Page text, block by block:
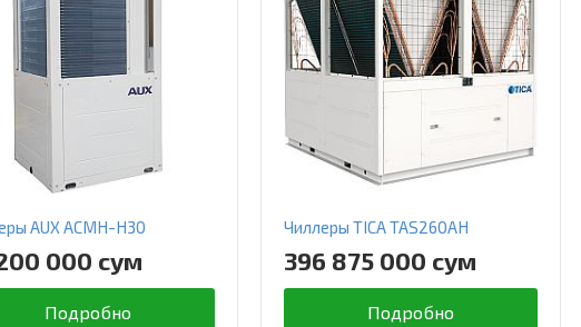
AUX ACMH-H30
000 сум
Подробно
Чиллеры TICA TAS260AH
396 875 000 сум
Подробно